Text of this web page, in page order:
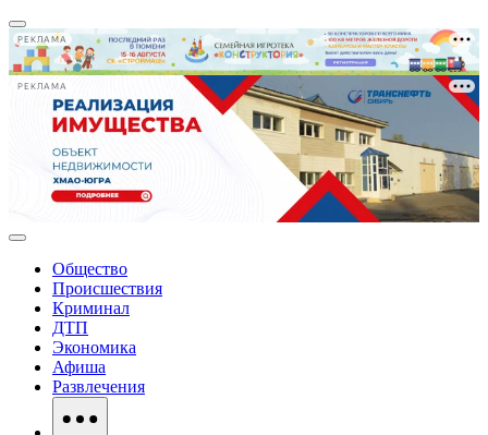
РЕКЛАМА
РЕКЛАМА
Общество
Происшествия
Криминал
ДТП
Экономика
Афиша
Развлечения